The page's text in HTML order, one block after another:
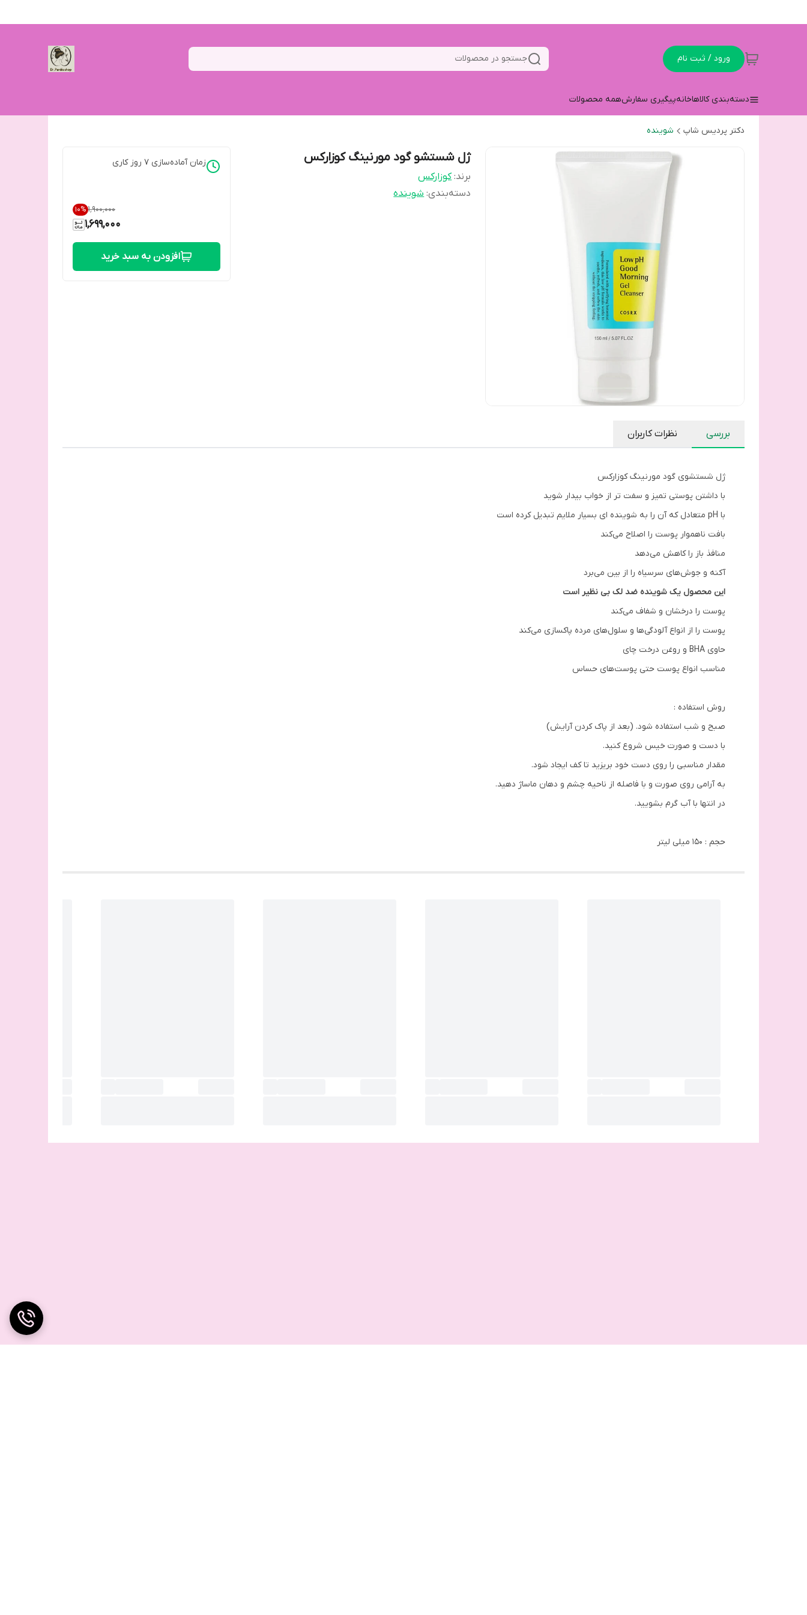
ورود / ثبت نام جستجو در محصولات
دسته‌بندی کالاهاخانهپیگیری سفارشهمه محصولات
دکتر پردیس شاپ شوینده
ژل شستشو گود مورنینگ کوزارکس
برند: کوزارکس
دسته‌بندی:شوینده
زمان آماده‌سازی 7 روز کاری
۱٬۹۰۰٬۰۰۰ 10%
1,699,000
افزودن به سبد خرید
بررسی نظرات کاربران
ژل شستشوی گود مورنینگ کوزارکس
با داشتن پوستی تمیز و سفت تر از خواب بیدار شوید
با pH متعادل که آن را به شوینده ای بسیار ملایم تبدیل کرده است
بافت ناهموار پوست را اصلاح می‌کند
منافذ باز را کاهش می‌دهد
آکنه و جوش‌های سرسیاه را از بین می‌برد
این محصول یک شوینده ضد لک بی نظیر است
پوست را درخشان و شفاف می‌کند
پوست را از انواع آلودگی‌ها و سلول‌های مرده پاکسازی می‌کند
حاوی BHA و روغن درخت چای
مناسب انواع پوست حتی پوست‌های حساس
روش استفاده :
صبح و شب استفاده شود. (بعد از پاک کردن آرایش)
با دست و صورت خیس شروع کنید.
مقدار مناسبی را روی دست خود بریزید تا کف ایجاد شود.
به آرامی روی صورت و با فاصله از ناحیه چشم و دهان ماساژ دهید.
در انتها با آب گرم بشویید.
حجم : 150 میلی لیتر